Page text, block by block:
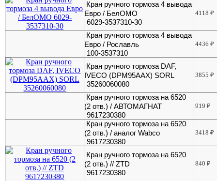
Кран ручного тормоза 4 вывода
Евро / БелОМО
6029-3537310-30
4118₽
Кран ручного тормоза 4 вывода
Евро / Рославль
100-3537310
4436₽
Кран ручного тормоза DAF,
IVECO (DPM95AAX) SORL
35260060080
3855₽
Кран ручного тормоза на 6520
(2 отв.) / АВТОМАГНАТ
9617230380
919₽
Кран ручного тормоза на 6520
(2 отв.) / аналог Wabco
9617230380
3418₽
Кран ручного тормоза на 6520
(2 отв.) // ZTD
9617230380
840₽